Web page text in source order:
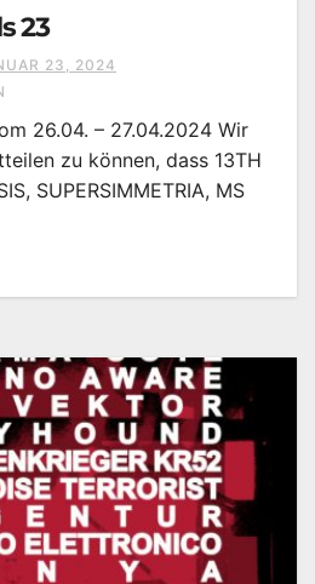
23
23, 2024
26.04. – 27.04.2024 Wir
zu können, dass 13TH
SUPERSIMMETRIA, MS